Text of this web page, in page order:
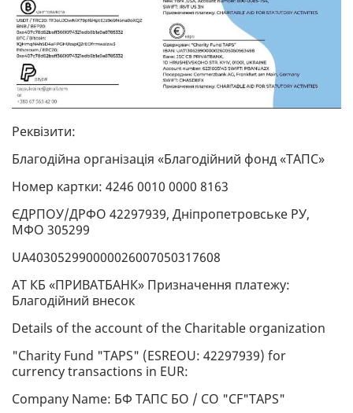
Реквізити:
Благодійна організація «Благодійний фонд «ТАПС»
Номер картки: 4246 0010 0000 8163
ЄДРПОУ/ДРФО 42297939, Дніпропетровське РУ,
МФО 305299
UA403052990000026007050317608
АТ КБ «ПРИВАТБАНК» Призначення платежу:
Благодійний внесок
Details of the account of the Charitable organization
"Charity Fund "TAPS" (ESREOU: 42297939) for
currency transactions in EUR:
Company Name: БФ TAПC БО / CO "CF"TAPS"